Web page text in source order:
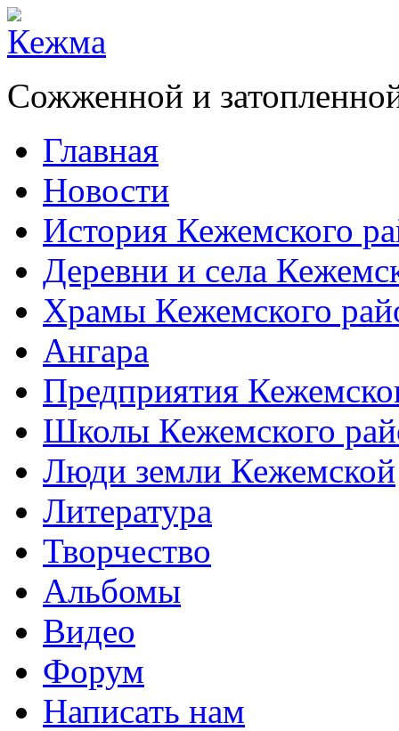
Сожженной и
Главная
Новости
История Кежемского
Деревни и села
Храмы Кежемского
Ангара
Предприятия
Школы Кежемского
Люди земли Кежемской
Литература
Творчество
Альбомы
Видео
Форум
Написать нам